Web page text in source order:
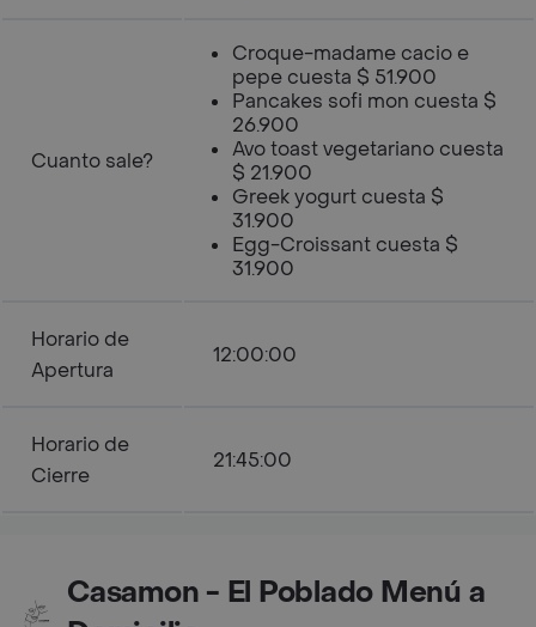
Cuanto sale?
Croque-madame cacio e
pepe cuesta $ 51.900
Pancakes sofi mon cuesta $
26.900
Avo toast vegetariano cuesta
$ 21.900
Greek yogurt cuesta $
31.900
Egg-Croissant cuesta $
31.900
Horario de
Apertura
12:00:00
Horario de
Cierre
21:45:00
Casamon - El Poblado Menú a